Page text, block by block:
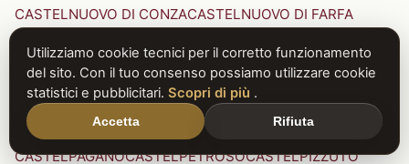
CASTELNUOVO DI CONZACASTELNUOVO DI FARFA
CASTELNUOVO DI PORTO CASTELNUOVO DON BOSCO
CASTELNUOVO MAGRACASTELNUOVO NIGRA
CASTELNUOVO PARANOCASTELNUOVO RANGONE
CASTELNUOVO SCRIVIA
CASTELNUOVO VAL DI CECINA
CASTELPAGANOCASTELPETROSOCASTELPIZZUTO
Utilizziamo cookie tecnici per il corretto funzionamento
del sito. Con il tuo consenso possiamo utilizzare cookie
statistici e pubblicitari. Scopri di più .
Accetta Rifiuta